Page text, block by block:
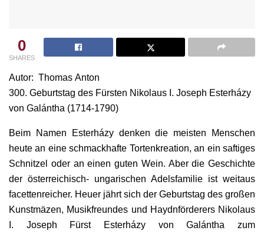
0
SHARES
Autor: Thomas Anton
300. Geburtstag des Fürsten Nikolaus I. Joseph Esterházy
von Galántha (1714-1790)
Beim Namen Esterházy denken die meisten Menschen
heute an eine schmackhafte Tortenkreation, an ein saftiges
Schnitzel oder an einen guten Wein. Aber die Geschichte
der österreichisch- ungarischen Adelsfamilie ist weitaus
facettenreicher. Heuer jährt sich der Geburtstag des großen
Kunstmäzen, Musikfreundes und Haydnförderers Nikolaus
I. Joseph Fürst Esterházy von Galántha zum